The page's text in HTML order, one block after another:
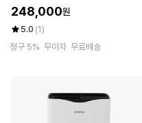
료기기]
248,000원
5.0 (1)
청구 5% 무이자 무료배송